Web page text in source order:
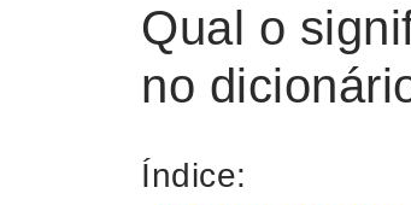
Qual o
no
Índice: